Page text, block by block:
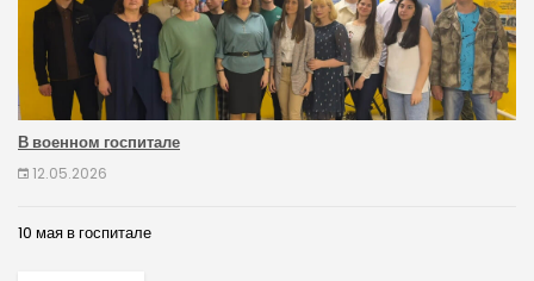
В военном госпитале
12.05.2026
10 мая в госпитале